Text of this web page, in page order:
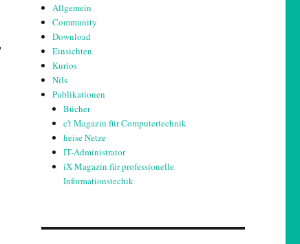
Allgemein
Community
Download
Einsichten
Kurios
Nils
Publikationen
Bücher
c't Magazin für Computertechnik
heise Netze
IT-Administrator
iX Magazin für professionelle
Informationstechik